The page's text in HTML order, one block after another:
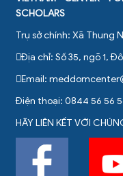
SCHOLARS
Trụ sở chính: Xã Thung
Địa chỉ: Số 35, ngõ 1,
Email:
Điện thoại: 0844 56 56
HÃY LIÊN KẾT VỚI